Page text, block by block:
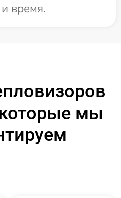
время.
мы